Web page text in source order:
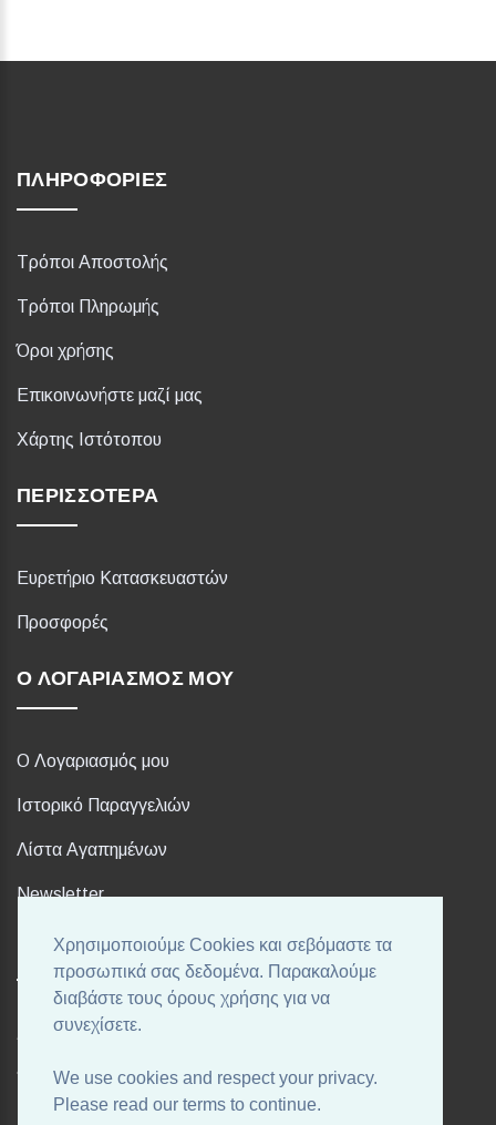
Χρησιμοποιούμε Cookies και σεβόμαστε τα
προσωπικά σας δεδομένα. Παρακαλούμε
διαβάστε τους όρους χρήσης για να
συνεχίσετε.
We use cookies and respect your privacy.
Please read our terms to continue.
ΠΛΗΡΟΦΟΡΊΕΣ
Τρόποι Αποστολής
Τρόποι Πληρωμής
Όροι χρήσης
Επικοινωνήστε μαζί μας
Χάρτης Ιστότοπου
ΠΕΡΙΣΣΌΤΕΡΑ
Ευρετήριο Κατασκευαστών
Προσφορές
Ο ΛΟΓΑΡΙΑΣΜΌΣ ΜΟΥ
Ο Λογαριασμός μου
Ιστορικό Παραγγελιών
Λίστα Αγαπημένων
Newsletter
FOLLOW US
Ακολουθήστε μας στα αγαπημένα σας Social Media!